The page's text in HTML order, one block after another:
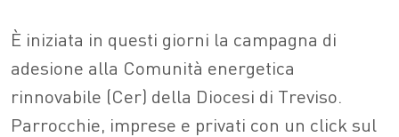
È iniziata in questi giorni la campagna di
adesione alla Comunità energetica
rinnovabile (Cer) della Diocesi di Treviso.
Parrocchie, imprese e privati con un click sul